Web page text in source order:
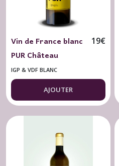
Vin de France blanc
PUR Château
Revelette 2024 Vin
Nature 75 cl.
19€
IGP & VDF BLANC
AJOUTER